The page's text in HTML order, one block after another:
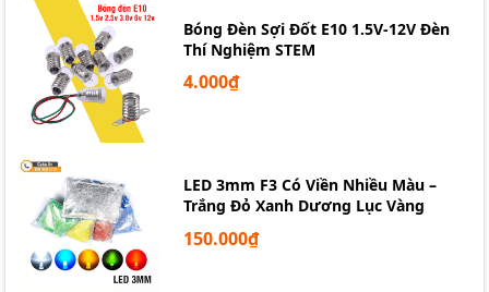
Bóng Đèn Sợi Đốt E10 1.5V-12V Đèn
Thí Nghiệm STEM
4.000₫
LED 3mm F3 Có Viền Nhiều Màu –
Trắng Đỏ Xanh Dương Lục Vàng
150.000₫